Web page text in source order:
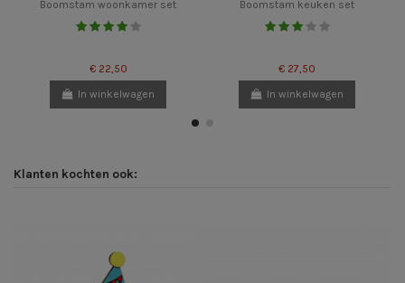
Boomstam woonkamer set
€ 22,50
In winkelwagen
Boomstam keuken set
€ 27,50
In winkelwagen
Klanten kochten ook: